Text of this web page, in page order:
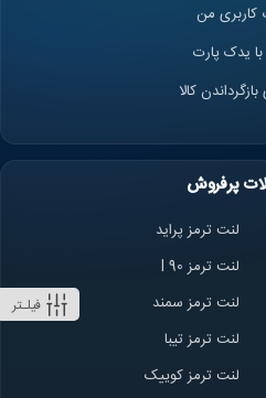
فیلـتر
من
یدک پارت
کالا
پرفروش
لنت ترمز پراید
لنت ترمز l 90
لنت ترمز سمند
لنت ترمز تیبا
لنت ترمز کوییک